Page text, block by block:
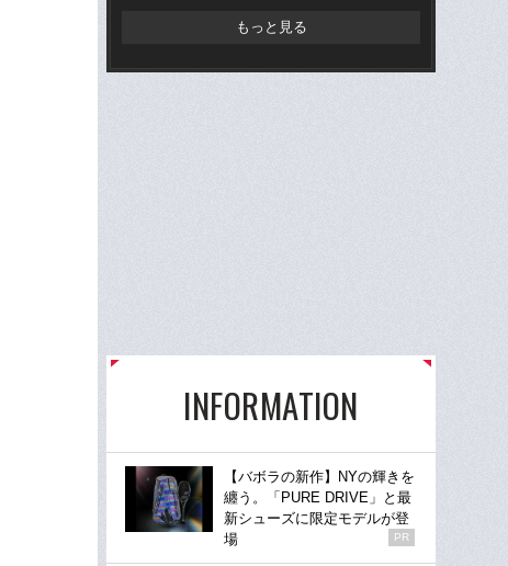
もっと見る
INFORMATION
【バボラの新作】NYの輝きを
纏う。「PURE DRIVE」と最
新シューズに限定モデルが登
場
PR